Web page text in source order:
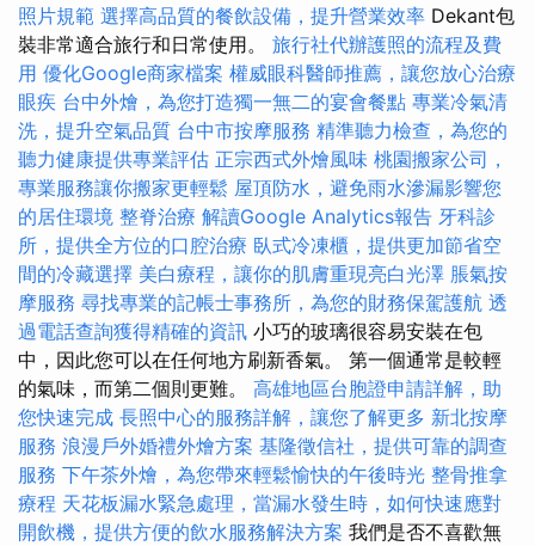
照片規範 選擇高品質的餐飲設備，提升營業效率 Dekant包
裝非常適合旅行和日常使用。 旅行社代辦護照的流程及費
用 優化Google商家檔案 權威眼科醫師推薦，讓您放心治療
眼疾 台中外燴，為您打造獨一無二的宴會餐點 專業冷氣清
洗，提升空氣品質 台中市按摩服務 精準聽力檢查，為您的
聽力健康提供專業評估 正宗西式外燴風味 桃園搬家公司，
專業服務讓你搬家更輕鬆 屋頂防水，避免雨水滲漏影響您
的居住環境 整脊治療 解讀Google Analytics報告 牙科診
所，提供全方位的口腔治療 臥式冷凍櫃，提供更加節省空
間的冷藏選擇 美白療程，讓你的肌膚重現亮白光澤 脹氣按
摩服務 尋找專業的記帳士事務所，為您的財務保駕護航 透
過電話查詢獲得精確的資訊 小巧的玻璃很容易安裝在包
中，因此您可以在任何地方刷新香氣。 第一個通常是較輕
的氣味，而第二個則更難。 高雄地區台胞證申請詳解，助
您快速完成 長照中心的服務詳解，讓您了解更多 新北按摩
服務 浪漫戶外婚禮外燴方案 基隆徵信社，提供可靠的調查
服務 下午茶外燴，為您帶來輕鬆愉快的午後時光 整骨推拿
療程 天花板漏水緊急處理，當漏水發生時，如何快速應對
開飲機，提供方便的飲水服務解決方案 我們是否不喜歡無